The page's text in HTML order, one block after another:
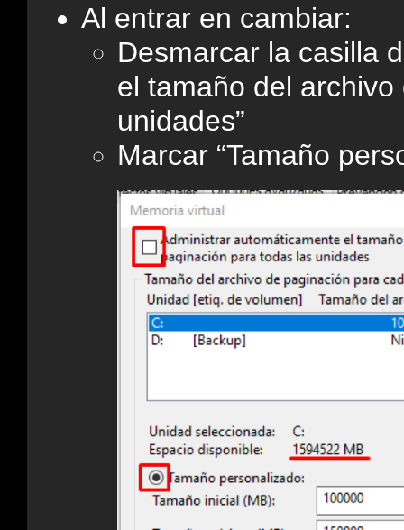
Al entrar en cambiar:
Desmarcar la casilla
el tamaño del
unidades”
Marcar “Tamaño